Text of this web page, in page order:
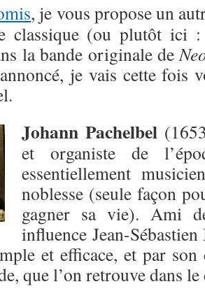
, je vous propose un
classique (ou plutôt ici
la bande originale de
je vais cette fois
Johann Pachelbel
et organiste de
essentiellement
noblesse (seule façon
gagner sa vie). Ami
influence Jean-
et efficace, et par
que l’on retrouve dans le